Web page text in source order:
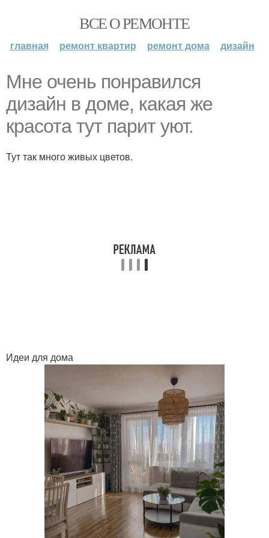
ВСЕ О РЕМОНТЕ
главная ремонт квартир ремонт дома дизайн
Мне очень понравился
дизайн в доме, какая же
красота тут парит уют.
Тут так много живых цветов.
Идеи для дома